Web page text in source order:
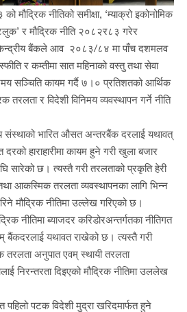
नीतिको समीक्षा, ‘म्याक्रो इकोनोमिक
र मौद्रिक नीति २०८२र८३ गरेर
बैंकले आव २०८३/८४ मा पाँच दशमलव
र कम्तीमा सात महिनाको वस्तु तथा सेवा
सञ्चिति कायम गर्दै ७।० प्रतिशतको आर्थिक
तरलता र विदेशी विनिमय व्यवस्थापन गर्ने नीति
संस्थाको भारित औसत अन्तरबैंक दरलाई यथावत्
हाराहारीमा कायम हुने गरी खुला बजार
सारेको छ। त्यस्तै गरी तरलताको प्रकृति हेरी
आकस्मिक तरलता व्यवस्थापनका लागि भिन्न
मौद्रिक नीतिमा उल्लेख गरिएको छ।
नीतिमा ब्याजदर करिडोरअन्तर्गतका नीतिगत
बैंकदरलाई यथावत राखेको छ। त्यस्तै गरी
तरलता अनुपात एवम् स्थायी तरलता
निरन्तरता दिइएको मौद्रिक नीतिमा उललेख
पहिलो पटक विदेशी मुद्रा खरिदमार्फत हुने